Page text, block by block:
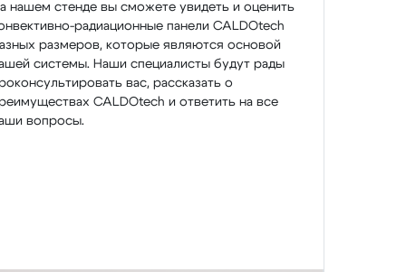
нашем стенде вы сможете увидеть и оценить
радиационные панели CALDOtech
размеров, которые являются основой
системы. Наши специалисты будут рады
вас, рассказать о
CALDOtech и ответить на все
вопросы.